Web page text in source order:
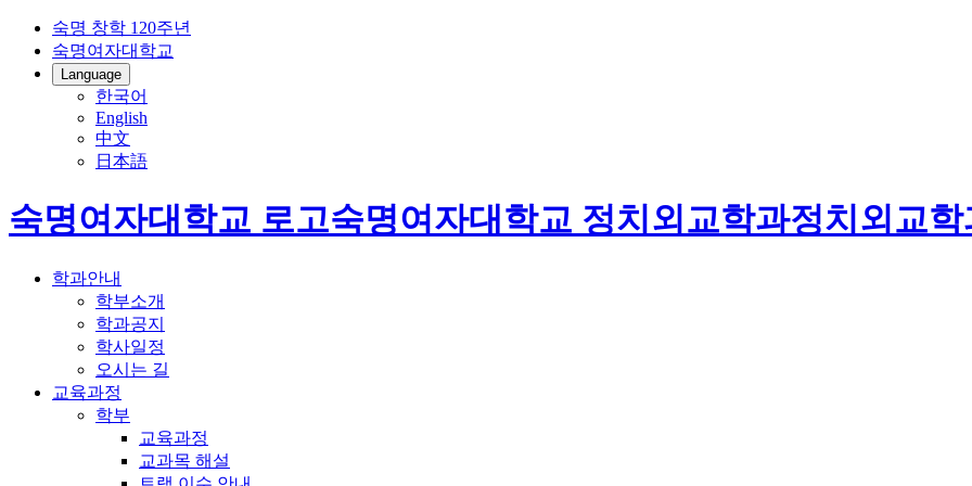
숙명 창학 120주년
숙명여자대학교
Language
한국어
English
中文
日本語
숙명여자대학교 로고숙명여자대학교 정치외교학과정치외교학
학과안내
학부소개
학과공지
학사일정
오시는 길
교육과정
학부
교육과정
교과목 해설